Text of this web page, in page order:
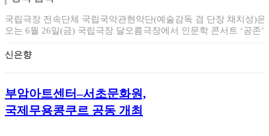
국립극장 전속단체 국립국악관현악단(예술감독 겸 단장 채치성)은
오는 6월 26일(금) 국립극장 달오름극장에서 인문학 콘서트 ‘공존’
신은향
부암아트센터–서초문화원,
국제무용콩쿠르 공동 개최